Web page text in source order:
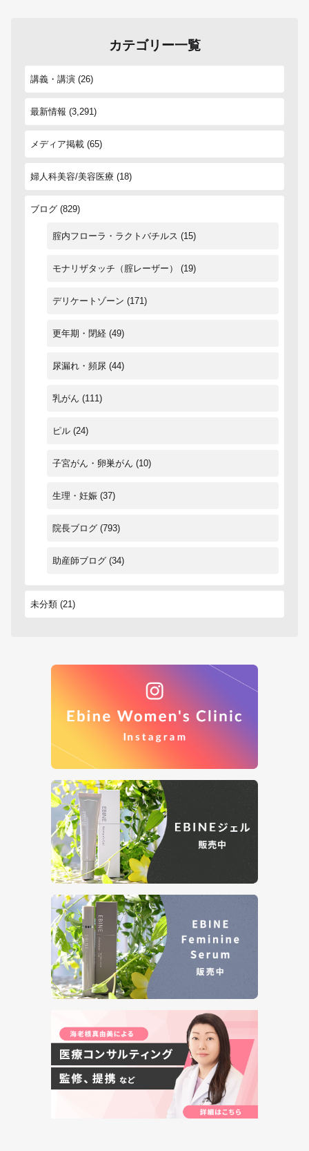
カテゴリー一覧
講義・講演 (26)
最新情報 (3,291)
メディア掲載 (65)
婦人科美容/美容医療 (18)
ブログ (829)
腟内フローラ・ラクトバチルス (15)
モナリザタッチ（腟レーザー） (19)
デリケートゾーン (171)
更年期・閉経 (49)
尿漏れ・頻尿 (44)
乳がん (111)
ピル (24)
子宮がん・卵巣がん (10)
生理・妊娠 (37)
院長ブログ (793)
助産師ブログ (34)
未分類 (21)